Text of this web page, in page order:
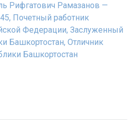
Рифгатович Рамазанов —
Почетный работник
Федерации, Заслуженный
Башкортостан, Отличник
Башкортостан